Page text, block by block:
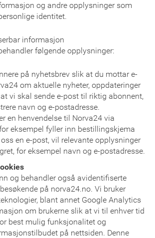
og andre opplysninger som
identitet.
informasjon
følgende opplysninger:
på nyhetsbrev slik at du mottar e-
om aktuelle nyheter, oppdateringer
vi skal sende e-post til riktig abonnent,
navn og e-postadresse.
en henvendelse til Norva24 via
eksempel fyller inn bestillingskjema
en e-post, vil relevante opplysninger
for eksempel navn og e-postadresse.
og behandler også avidentifiserte
på norva24.no. Vi bruker
blant annet Google Analytics
om brukerne slik at vi til enhver tid
best mulig funksjonalitet og
på nettsiden. Denne